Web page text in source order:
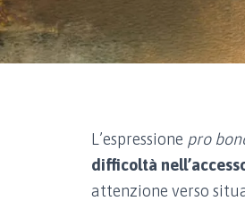
L’espressione pro
difficoltà
attenzione verso